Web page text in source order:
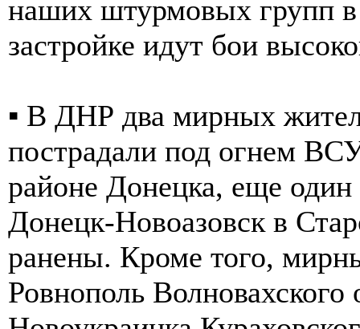
наших штурмовых групп в
застройке идут бои
▪️ В ДНР два мирных
пострадали под огнем
районе Донецка, еще один
Донецк-Новоазовск в
ранены. Кроме того,
Ровнополь Волновахского